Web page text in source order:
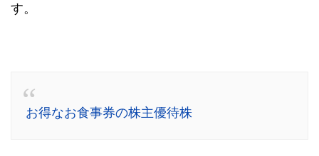
す。
お得なお食事券の株主優待株